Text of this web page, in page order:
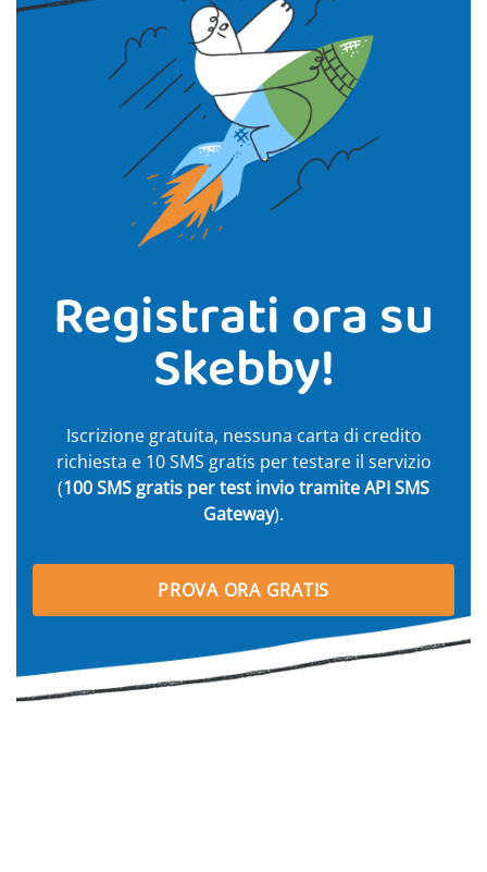
Registrati ora su
Skebby!
Iscrizione gratuita, nessuna carta di credito
richiesta e 10 SMS gratis per testare il servizio
(100 SMS gratis per test invio tramite API SMS
Gateway).
PROVA ORA GRATIS